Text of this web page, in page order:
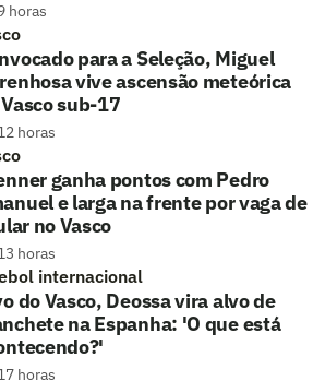
horas
para a Seleção, Miguel
vive ascensão meteórica
sub-17
horas
ganha pontos com Pedro
e larga na frente por vaga de
no Vasco
horas
internacional
do Vasco, Deossa vira alvo de
na Espanha: 'O que está
horas